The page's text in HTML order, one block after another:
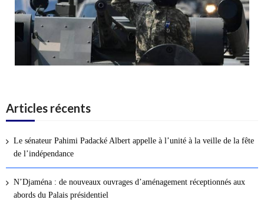
Articles récents
Le sénateur Pahimi Padacké Albert appelle à l’unité à la veille de la fête
de l’indépendance
N’Djaména : de nouveaux ouvrages d’aménagement réceptionnés aux
abords du Palais présidentiel